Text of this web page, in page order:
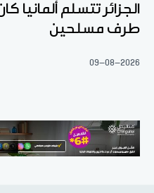
الجزائر تتسلم ألمانيا
طرف مسلحين
09-08-2026